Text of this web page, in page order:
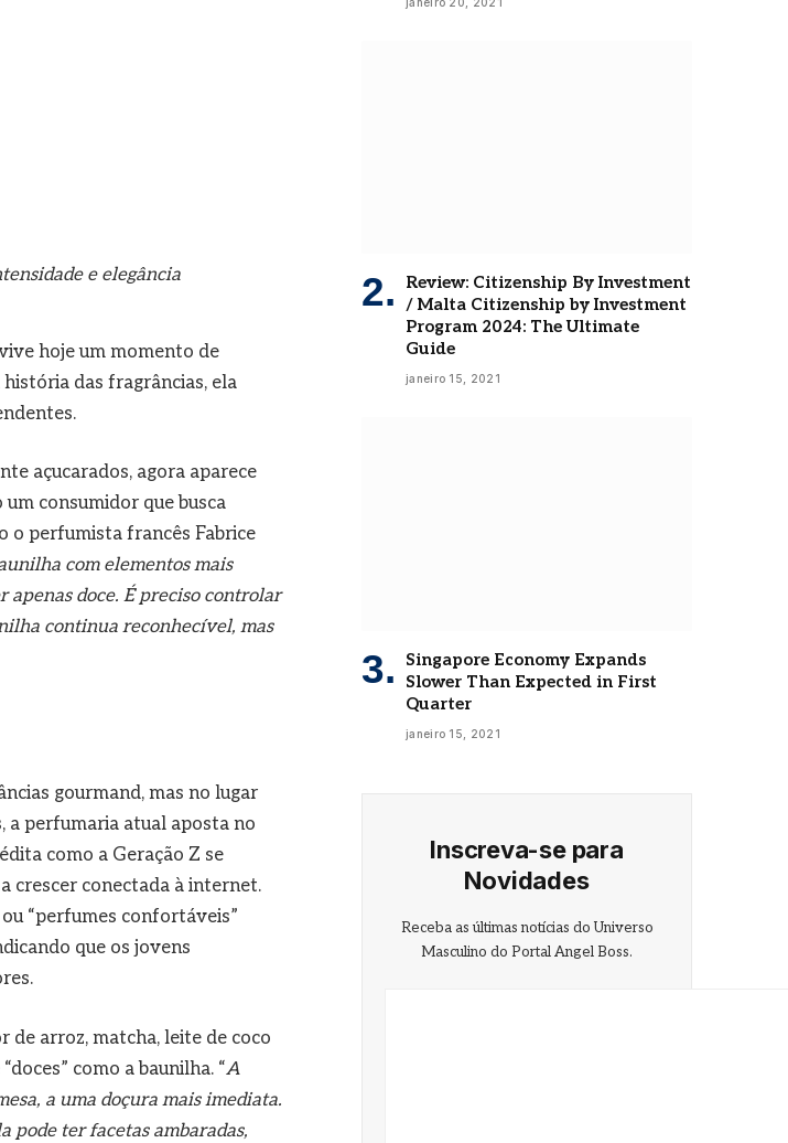
e elegância
hoje um momento de
das fragrâncias, ela
açucarados, agora aparece
consumidor que busca
o perfumista francês Fabrice
com elementos mais
apenas doce. É preciso controlar
continua reconhecível, mas
gourmand, mas no lugar
a perfumaria atual aposta no
como a Geração Z se
crescer conectada à internet.
“perfumes confortáveis”
que os jovens
de arroz, matcha, leite de coco
como a baunilha. “A
a uma doçura mais imediata.
pode ter facetas ambaradas,
Review: Citizenship By Investment
/ Malta Citizenship by Investment
Program 2024: The Ultimate
Guide
janeiro 15, 2021
Singapore Economy Expands
Slower Than Expected in First
Quarter
janeiro 15, 2021
Inscreva-se para
Novidades
Receba as últimas notícias do Universo
Masculino do Portal Angel Boss.